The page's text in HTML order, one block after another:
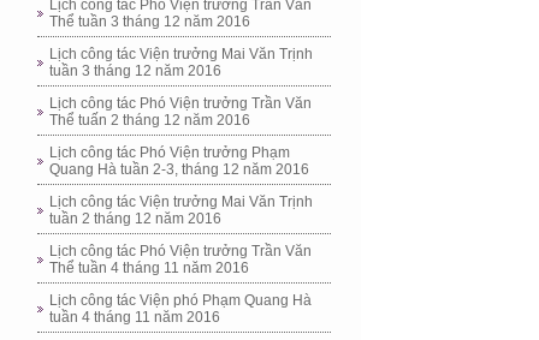
Lịch công tác Phó Viện trưởng Trần Văn
Thể tuần 3 tháng 12 năm 2016
Lịch công tác Viện trưởng Mai Văn Trịnh
tuần 3 tháng 12 năm 2016
Lịch công tác Phó Viện trưởng Trần Văn
Thể tuấn 2 tháng 12 năm 2016
Lịch công tác Phó Viện trưởng Phạm
Quang Hà tuần 2-3, tháng 12 năm 2016
Lịch công tác Viện trưởng Mai Văn Trịnh
tuần 2 tháng 12 năm 2016
Lịch công tác Phó Viện trưởng Trần Văn
Thể tuần 4 tháng 11 năm 2016
Lịch công tác Viện phó Phạm Quang Hà
tuần 4 tháng 11 năm 2016